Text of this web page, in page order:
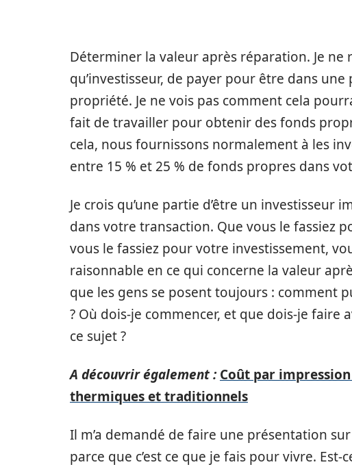
Déterminer la valeur après réparation. Je
qu’investisseur, de payer pour être dans
propriété. Je ne vois pas comment cela
fait de travailler pour obtenir des fonds
cela, nous fournissons normalement à les
entre 15 % et 25 % de fonds propres dans
Je crois qu’une partie d’être un
dans votre transaction. Que vous le fassiez
vous le fassiez pour votre investissement,
raisonnable en ce qui concerne la valeur
que les gens se posent toujours : comment
? Où dois-je commencer, et que dois-je faire
ce sujet ?
A découvrir également : Coût par
thermiques et traditionnels
Il m’a demandé de faire une présentation
parce que c’est ce que je fais pour vivre.